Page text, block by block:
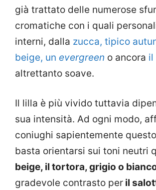
già trattato delle numerose
cromatiche con i quali
interni, dalla zucca, tipico
beige, un evergreen o ancora il
altrettanto soave.
Il lilla è più vivido tuttavia
sua intensità. Ad ogni modo,
coniughi sapientemente
basta orientarsi sui toni neutri
beige, il tortora, grigio o
gradevole contrasto per il